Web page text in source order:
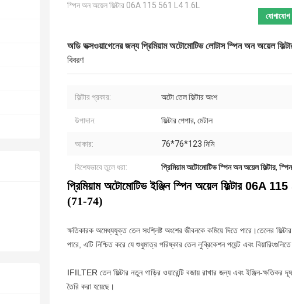
স্পিন অন অয়েল ফিল্টার 06A 115 561 L4 1.6L
যোগাযোগ
অডি ভক্সওয়াগেনের জন্য প্রিমিয়াম অটোমোটিভ লোটাস স্পিন অন অয়েল
বিবরণ
ফিল্টার প্রকার: অটো তেল ফিল্টার অংশ
উপাদান: ফিল্টার পেপার, মেটাল
আকার: 76*76*123 মিমি
বিশেষভাবে তুলে ধরা: প্রিমিয়াম অটোমোটিভ স্পিন অন অয়েল ফিল্টার,
প্রিমিয়াম অটোমোটিভ ইঞ্জিন স্পিন অয়েল ফিল্টার 06A
(71-74)
ক্ষতিকারক অমেধ্যযুক্ত তেল সংশ্লিষ্ট অংশের জীবনকে কমিয়ে দিতে পারে।তেলের
পারে, এটি নিশ্চিত করে যে শুধুমাত্র পরিষ্কার তেল লুব্রিকেশন পয়েন্ট এবং
IFILTER তেল ফিল্টার নতুন গাড়ির ওয়ারেন্টি বজায় রাখার জন্য এবং ইঞ্জিন-
তৈরি করা হয়েছে।